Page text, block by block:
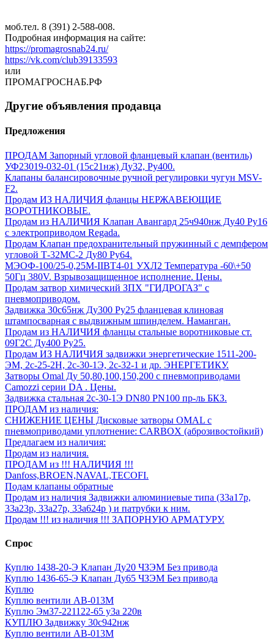
моб.тел. 8​ (391) 2-588-008.
Подроб​ная информация на сайте:​
https://promagrosnab24.​ru/
https://vk.com/club3​9133593
или
ПРОМАГРОСНАБ​.РФ
Другие объявления продавца
Предложения
ПРОДАМ Запорный угловой фланцевый клапан (вентиль)
УФ23019-032-01 (15с21нж) Ду32, Ру400.
Клапаны балансировочные ручной регулировки чугун MSV-
F2.
Продам ИЗ НАЛИЧИЯ фланцы НЕРЖАВЕЮЩИЕ
ВОРОТНИКОВЫЕ.
Продам из НАЛИЧИЯ Клапан Авангард 25ч940нж Ду40 Ру16
с электроприводом Regada.
Продам Клапан предохранительный пружинный с демпфером
угловой Т-32МС-2 Ду80 Ру64.
МЭОФ-100/25-0,25М-IIВТ4-01 УХЛ2 Температура -60\+50
50Гц 380V. Взрывозащищенное исполнение. Цены.
Продам затвор химический ЗПХ "ГИДРОГАЗ" с
пневмоприводом.
Задвижка 30с65нж Ду300 Ру25 фланцевая клиновая
штампосварная с выдвижным шпинделем. Наманган.
Продам из НАЛИЧИЯ фланцы стальные воротниковые ст.
09Г2С Ду400 Ру25.
Продам ИЗ НАЛИЧИЯ задвижки энергетические 1511-200-
ЭМ, 2с-25-2Н, 2с-30-1Э, 2с-32-1 и др. ЭНЕРГЕТИКУ.
Затворы Omal Ду 50,80,100,150,200 с пневмоприводами
Camozzi серии DA . Цены.
Задвижка стальная 2с-30-1Э DN80 PN100 пр-ль БКЗ.
ПРОДАМ из наличия:
СНИЖЕНИЕ ЦЕНЫ Дисковые затворы OMAL с
пневмоприводами уплотнение: CARBOX (аброзивостойкий)
Предлагаем из наличия:
Продам из наличия.
ПРОДАМ из !!! НАЛИЧИЯ !!!
Danfoss,BROEN,NAVAL,TECOFI.
Подам клапаны обратные
Продам из наличия Задвижки алюминиевые типа (33а17р,
33а23р, 33а27р, 33а624р ) и патрубки к ним.
Продам !!! из наличия !!! ЗАПОРНУЮ АРМАТУРУ.
Спрос
Куплю 1438-20-Э Клапан Ду20 ЧЗЭМ Без привода
Куплю 1436-65-Э Клапан Ду65 ЧЗЭМ Без привода
Куплю
Куплю вентили АВ-013М
Куплю Эм37-221122-65 у3а 220в
КУПЛЮ Задвижку 30с942нж
Куплю вентили АВ-013М